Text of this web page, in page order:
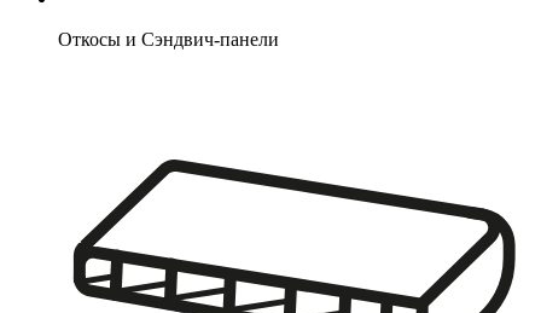
Откосы и Сэндвич-панели